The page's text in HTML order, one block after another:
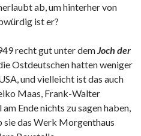
ab, um hinterher von
ist er?
recht gut unter demJoch der
Ostdeutschen hatten weniger
und vielleicht ist das auch
Maas, Frank-Walter
Ende nichts zu sagen haben,
das Werk Morgenthaus